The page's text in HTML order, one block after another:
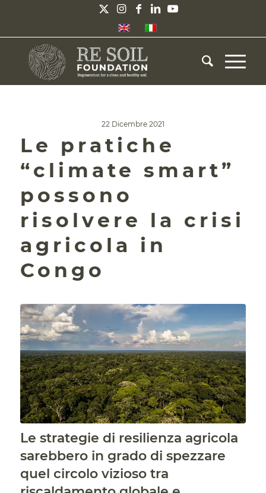
22 Dicembre 2021
Le pratiche
“climate smart”
possono
risolvere la crisi
agricola in
Congo
Le strategie di resilienza agricola
sarebbero in grado di spezzare
quel circolo vizioso tra